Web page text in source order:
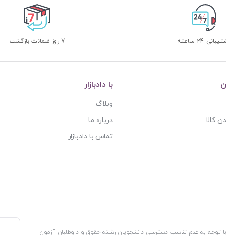
24 ساعته 7 روز ضمانت بازگشت
کالا
با دادبازار
وبلاگ
درباره ما
تماس با دادبازار
توجه به عدم تناسب دسترسی دانشجویان رشته حقوق و داوطلبان آزمون